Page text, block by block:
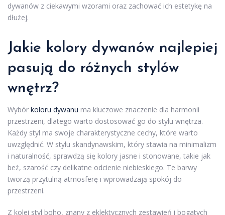
dywanów z ciekawymi wzorami oraz zachować ich estetykę na
dłużej.
Jakie kolory dywanów najlepiej
pasują do różnych stylów
wnętrz?
Wybór koloru dywanu ma kluczowe znaczenie dla harmonii
przestrzeni, dlatego warto dostosować go do stylu wnętrza.
Każdy styl ma swoje charakterystyczne cechy, które warto
uwzględnić. W stylu skandynawskim, który stawia na minimalizm
i naturalność, sprawdzą się kolory jasne i stonowane, takie jak
beż, szarość czy delikatne odcienie niebieskiego. Te barwy
tworzą przytulną atmosferę i wprowadzają spokój do
przestrzeni.
Z kolei styl boho, znany z eklektycznych zestawień i bogatych